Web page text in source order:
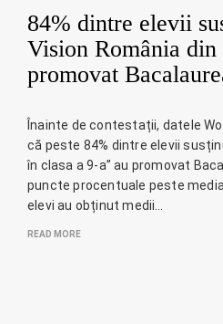
84% dintre elevii
Vision România
promovat
Înainte de contestații, datele
că peste 84% dintre elevii
în clasa a 9-a” au promovat
puncte procentuale peste
elevi au obținut medii…
READ MORE